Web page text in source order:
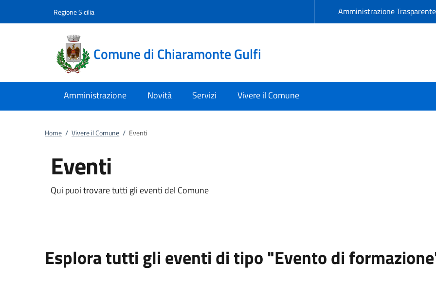
Regione Sicilia Amministrazione Trasparente
Comune di Chiaramonte Gulfi
Amministrazione Novità Servizi Vivere il Comune
Home / Vivere il Comune / Eventi
Eventi
Qui puoi trovare tutti gli eventi del Comune
Esplora tutti gli eventi di tipo "Evento di